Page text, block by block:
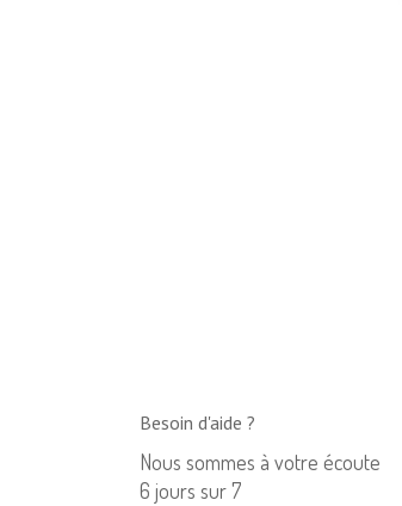
Besoin d'aide ?
Nous sommes à votre écoute
6 jours sur 7